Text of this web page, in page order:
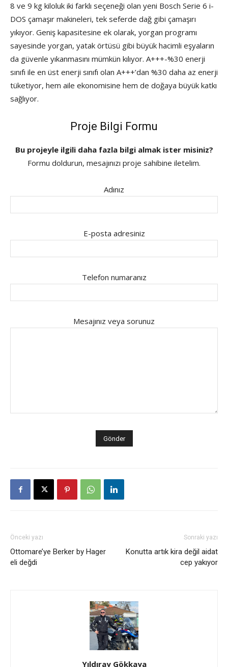
8 ve 9 kg kiloluk iki farklı seçeneği olan yeni Bosch Serie 6 i-
DOS çamaşır makineleri, tek seferde dağ gibi çamaşırı
yıkıyor. Geniş kapasitesine ek olarak, yorgan programı
sayesinde yorgan, yatak örtüsü gibi büyük hacimli eşyaların
da güvenle yıkanmasını mümkün kılıyor. A+++-%30 enerji
sınıfı ile en üst enerji sınıfı olan A+++’dan %30 daha az enerji
tüketiyor, hem aile ekonomisine hem de doğaya büyük katkı
sağlıyor.
Proje Bilgi Formu
Bu projeyle ilgili daha fazla bilgi almak ister misiniz?
Formu doldurun, mesajınızı proje sahibine iletelim.
Adınız
E-posta adresiniz
Telefon numaranız
Mesajınız veya sorunuz
Önceki yazı
Ottomare’ye Berker by Hager
eli değdi
Sonraki yazı
Konutta artık kira değil aidat
cep yakıyor
Yıldıray Gökkaya